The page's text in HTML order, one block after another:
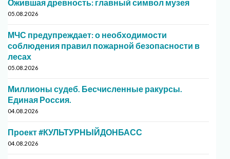
Ожившая древность: главный символ музея
05.08.2026
МЧС предупреждает: о необходимости
соблюдения правил пожарной безопасности в
лесах
05.08.2026
Миллионы судеб. Бесчисленные ракурсы.
Единая Россия.
04.08.2026
Проект #КУЛЬТУРНЫЙДОНБАСС
04.08.2026